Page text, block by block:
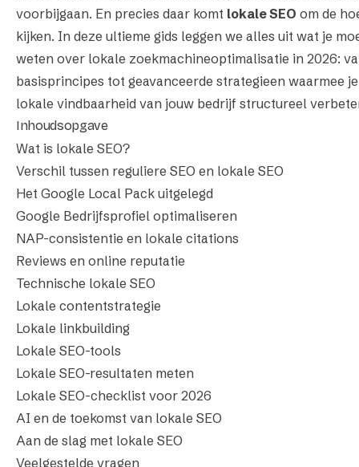
voorbijgaan. En precies daar komt lokale SEO om de
kijken. In deze ultieme gids leggen we alles uit wat je
weten over lokale zoekmachineoptimalisatie in 2026:
basisprincipes tot geavanceerde strategieen waarmee
lokale vindbaarheid van jouw bedrijf structureel
Inhoudsopgave
Wat is lokale SEO?
Verschil tussen reguliere SEO en lokale SEO
Het Google Local Pack uitgelegd
Google Bedrijfsprofiel optimaliseren
NAP-consistentie en lokale citations
Reviews en online reputatie
Technische lokale SEO
Lokale contentstrategie
Lokale linkbuilding
Lokale SEO-tools
Lokale SEO-resultaten meten
Lokale SEO-checklist voor 2026
AI en de toekomst van lokale SEO
Aan de slag met lokale SEO
Veelgestelde vragen